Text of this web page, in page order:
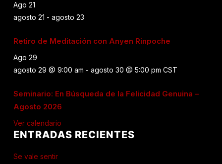
Ago 21
agosto 21 - agosto 23
Retiro de Meditación con Anyen Rinpoche
Ago 29
agosto 29 @ 9:00 am - agosto 30 @ 5:00 pm CST
Seminario: En Búsqueda de la Felicidad Genuina –
Agosto 2026
Ver calendario
ENTRADAS RECIENTES
Se vale sentir